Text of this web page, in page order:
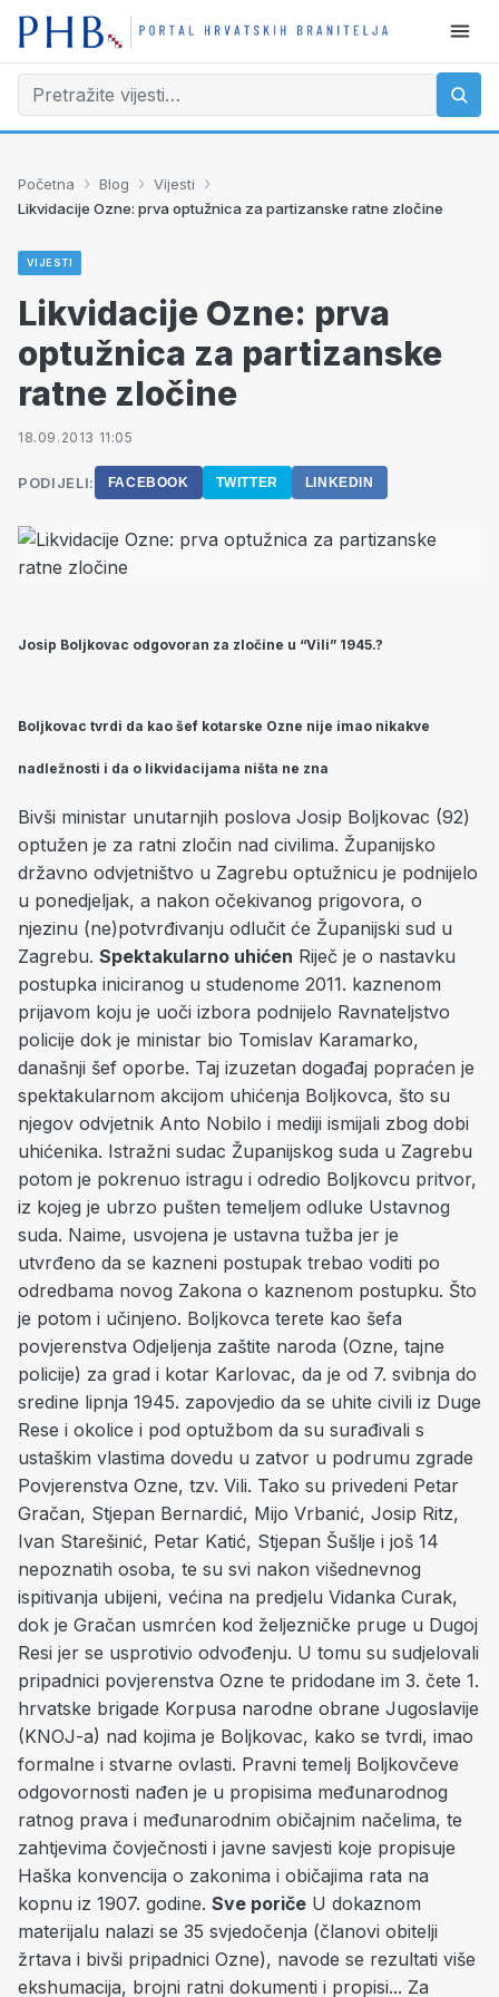
Početna › Blog › Vijesti ›
Likvidacije Ozne: prva optužnica za partizanske ratne zločine
VIJESTI
Likvidacije Ozne: prva
optužnica za partizanske
ratne zločine
18.09.2013 11:05
PODIJELI: FACEBOOK TWITTER LINKEDIN
Josip Boljkovac odgovoran za zločine u “Vili” 1945.?
Boljkovac tvrdi da kao šef kotarske Ozne nije imao nikakve
nadležnosti i da o likvidacijama ništa ne zna
Bivši ministar unutarnjih poslova Josip Boljkovac (92)
optužen je za ratni zločin nad civilima. Županijsko
državno odvjetništvo u Zagrebu optužnicu je podnijelo
u ponedjeljak, a nakon očekivanog prigovora, o
njezinu (ne)potvrđivanju odlučit će Županijski sud u
Zagrebu. Spektakularno uhićen Riječ je o nastavku
postupka iniciranog u studenome 2011. kaznenom
prijavom koju je uoči izbora podnijelo Ravnateljstvo
policije dok je ministar bio Tomislav Karamarko,
današnji šef oporbe. Taj izuzetan događaj popraćen je
spektakularnom akcijom uhićenja Boljkovca, što su
njegov odvjetnik Anto Nobilo i mediji ismijali zbog dobi
uhićenika. Istražni sudac Županijskog suda u Zagrebu
potom je pokrenuo istragu i odredio Boljkovcu pritvor,
iz kojeg je ubrzo pušten temeljem odluke Ustavnog
suda. Naime, usvojena je ustavna tužba jer je
utvrđeno da se kazneni postupak trebao voditi po
odredbama novog Zakona o kaznenom postupku. Što
je potom i učinjeno. Boljkovca terete kao šefa
povjerenstva Odjeljenja zaštite naroda (Ozne, tajne
policije) za grad i kotar Karlovac, da je od 7. svibnja do
sredine lipnja 1945. zapovjedio da se uhite civili iz Duge
Rese i okolice i pod optužbom da su surađivali s
ustaškim vlastima dovedu u zatvor u podrumu zgrade
Povjerenstva Ozne, tzv. Vili. Tako su privedeni Petar
Gračan, Stjepan Bernardić, Mijo Vrbanić, Josip Ritz,
Ivan Starešinić, Petar Katić, Stjepan Šušlje i još 14
nepoznatih osoba, te su svi nakon višednevnog
ispitivanja ubijeni, većina na predjelu Vidanka Curak,
dok je Gračan usmrćen kod željezničke pruge u Dugoj
Resi jer se usprotivio odvođenju. U tomu su sudjelovali
pripadnici povjerenstva Ozne te pridodane im 3. čete 1.
hrvatske brigade Korpusa narodne obrane Jugoslavije
(KNOJ-a) nad kojima je Boljkovac, kako se tvrdi, imao
formalne i stvarne ovlasti. Pravni temelj Boljkovčeve
odgovornosti nađen je u propisima međunarodnog
ratnog prava i međunarodnim običajnim načelima, te
zahtjevima čovječnosti i javne savjesti koje propisuje
Haška konvencija o zakonima i običajima rata na
kopnu iz 1907. godine. Sve poriče U dokaznom
materijalu nalazi se 35 svjedočenja (članovi obitelji
žrtava i bivši pripadnici Ozne), navode se rezultati više
ekshumacija, brojni ratni dokumenti i propisi... Za